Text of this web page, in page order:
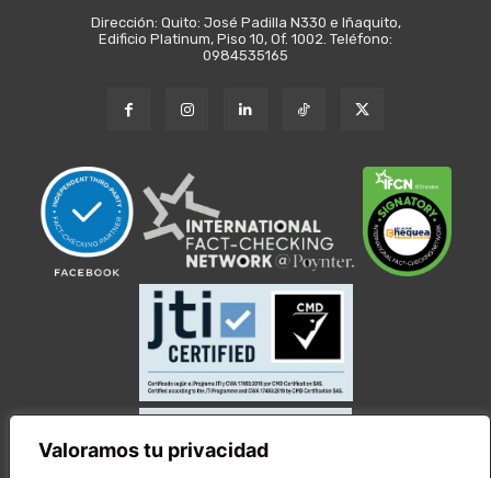
Valoramos tu privacidad
Dirección: Quito: José Padilla N330 e Iñaquito,
Edificio Platinum, Piso 10, Of. 1002. Teléfono:
0984535165